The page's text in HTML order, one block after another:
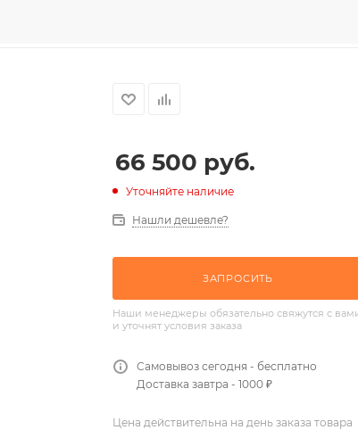
66 500 руб.
Уточняйте наличие
Нашли дешевле?
ЗАПРОСИТЬ
Наши менеджеры обязательно свяжутся с
и уточнят условия заказа
Самовывоз сегодня - бесплатно
Доставка завтра - 1000 ₽
Цена действительна на день заказа товара